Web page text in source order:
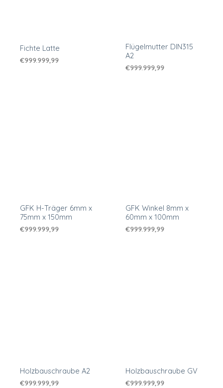
Fichte Latte
€999.999,99
Flügelmutter DIN315
A2
€999.999,99
GFK H-Träger 6mm x
75mm x 150mm
€999.999,99
GFK Winkel 8mm x
60mm x 100mm
€999.999,99
Holzbauschraube A2
€999.999,99
Holzbauschraube GV
€999.999,99